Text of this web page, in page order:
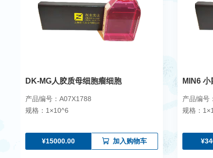
DK-MG人胶质母细胞瘤细胞
产品编号：A07X1788
规格：1×10^6
¥15000.00 加入购物车
MIN6
产品编号
规格：